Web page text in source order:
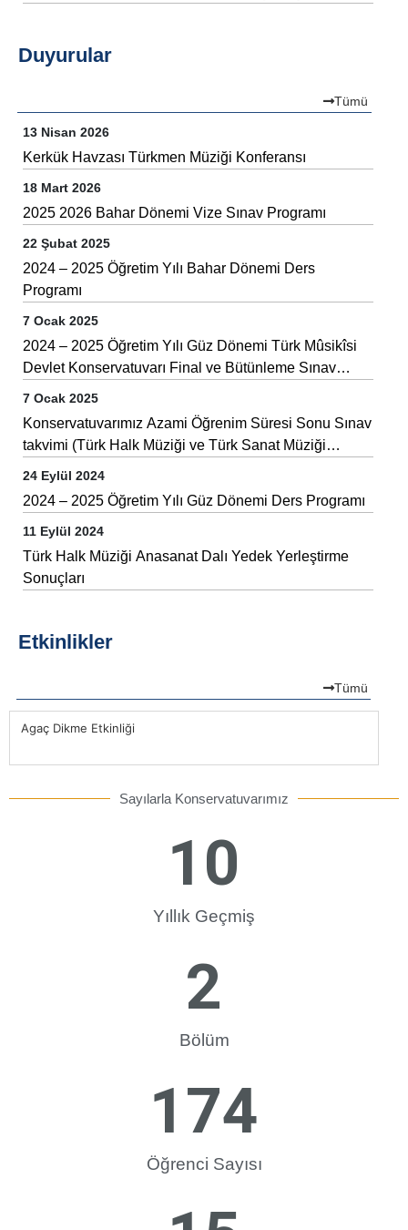
Duyurular
Tümü
13 Nisan 2026
Kerkük Havzası Türkmen Müziği Konferansı
18 Mart 2026
2025 2026 Bahar Dönemi Vize Sınav Programı
22 Şubat 2025
2024 – 2025 Öğretim Yılı Bahar Dönemi Ders
Programı
7 Ocak 2025
2024 – 2025 Öğretim Yılı Güz Dönemi Türk Mûsikîsi
Devlet Konservatuvarı Final ve Bütünleme Sınav
7 Ocak 2025
Konservatuvarımız Azami Öğrenim Süresi Sonu Sınav
takvimi (Türk Halk Müziği ve Türk Sanat Müziği
24 Eylül 2024
2024 – 2025 Öğretim Yılı Güz Dönemi Ders Programı
11 Eylül 2024
Türk Halk Müziği Anasanat Dalı Yedek Yerleştirme
Sonuçları
Etkinlikler
Tümü
Agaç Dikme Etkinliği
Sayılarla Konservatuvarımız
Yıllık Geçmiş
10
Bölüm
2
Öğrenci Sayısı
174